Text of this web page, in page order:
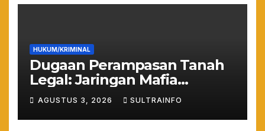
HUKUM/KRIMINAL
Dugaan Perampasan Tanah
Legal: Jaringan Mafia
Puuwatu Disinyalir Bermain
Rapi dan Sistematis
AGUSTUS 3, 2026 SULTRAINFO